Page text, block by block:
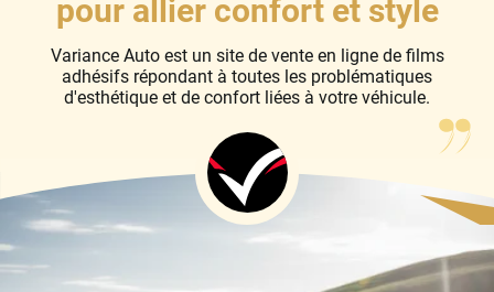
Byd
Cadillac
Changan
Chrysler
Citroën
pour allier confort et style
Variance Auto est un site de vente en ligne de films
adhésifs répondant à toutes les problématiques
d'esthétique et de confort liées à votre véhicule.